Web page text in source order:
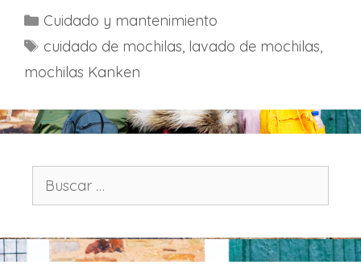
C
a
g
o
í
a
Cuidado y mantenimiento
E
t
q
u
a
cuidado de mochilas, lavado de mochilas,
mochilas Kanken
c